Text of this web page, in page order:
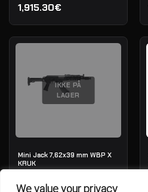
We value your privacy
1,915.30€
IKKE PÅ
LAGER
Mini Jack 7,62x39 mm WBP X
KRUK